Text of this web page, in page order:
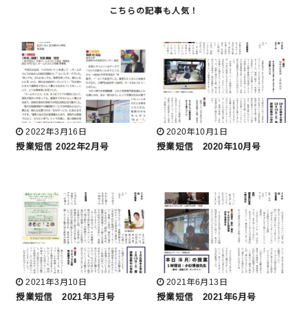
2022年3月16日
授業短信 2022年2月号
2020年10月1日
授業短信 2020年10月号
2021年3月10日
授業短信 2021年3月号
2021年6月13日
授業短信 2021年6月号